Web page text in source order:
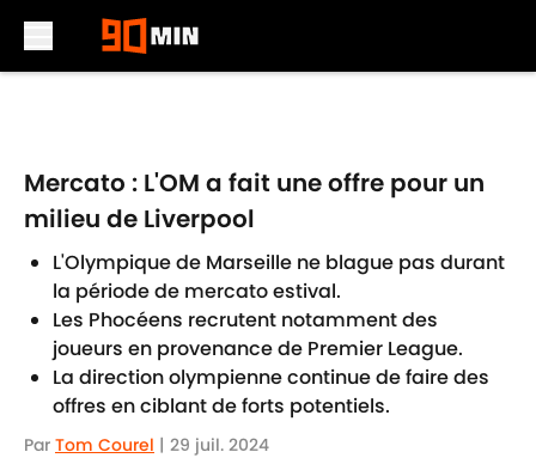
Mercato : L'OM a fait une offre pour un
milieu de Liverpool
L'Olympique de Marseille ne blague pas durant
la période de mercato estival.
Les Phocéens recrutent notamment des
joueurs en provenance de Premier League.
La direction olympienne continue de faire des
offres en ciblant de forts potentiels.
Par Tom Courel | 29 juil. 2024